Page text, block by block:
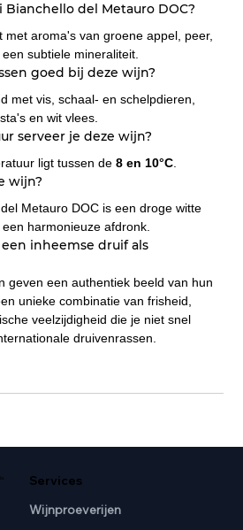
Bianchello del Metauro DOC?
met aroma's van groene appel, peer,
subtiele mineraliteit.
goed bij deze wijn?
met vis, schaal- en schelpdieren,
en wit vlees.
serveer je deze wijn?
ligt tussen de 8 en 10°C.
wijn?
Metauro DOC is een droge witte
harmonieuze afdronk.
inheemse druif als
geven een authentiek beeld van hun
unieke combinatie van frisheid,
veelzijdigheid die je niet snel
druivenrassen.
Services
Wijnproeverijen